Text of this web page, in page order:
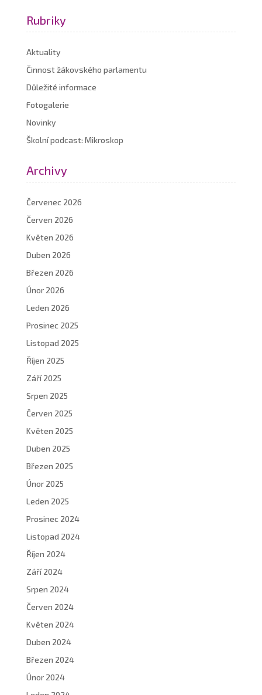
Rubriky
Aktuality
Činnost žákovského parlamentu
Důležité informace
Fotogalerie
Novinky
Školní podcast: Mikroskop
Archivy
Červenec 2026
Červen 2026
Květen 2026
Duben 2026
Březen 2026
Únor 2026
Leden 2026
Prosinec 2025
Listopad 2025
Říjen 2025
Září 2025
Srpen 2025
Červen 2025
Květen 2025
Duben 2025
Březen 2025
Únor 2025
Leden 2025
Prosinec 2024
Listopad 2024
Říjen 2024
Září 2024
Srpen 2024
Červen 2024
Květen 2024
Duben 2024
Březen 2024
Únor 2024